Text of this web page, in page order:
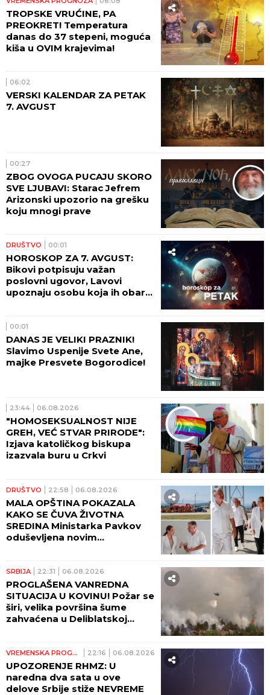
TROPSKE VRUĆINE, PA
PREOKRET! Temperatura
danas do 37 stepeni, moguća
kiša u OVIM krajevima!
06:02
VERSKI KALENDAR ZA PETAK
7. AVGUST
00:27
ZBOG OVOGA PUCAJU SKORO
SVE LJUBAVI: Starac Jefrem
Arizonski upozorio na grešku
koju mnogi prave
DRUŠTVO 00:01
HOROSKOP ZA 7. AVGUST:
Bikovi potpisuju važan
poslovni ugovor, Lavovi
upoznaju osobu koja ih obara
00:01
DANAS JE VELIKI PRAZNIK!
Slavimo Uspenije Svete Ane,
majke Presvete Bogorodice!
23:44 06.08.2026
"HOMOSEKSUALNOST NIJE
GREH, VEĆ STVAR PRIRODE":
Izjava katoličkog biskupa
izazvala buru u Crkvi
DRUŠTVO 22:58 06.08.2026
MALA OPŠTINA POKAZALA
KAKO SE ČUVA ŽIVOTNA
SREDINA Ministarka Pavkov
oduševljena novim
SRBIJA 22:31 06.08.2026
PROGLAŠENA VANREDNA
SITUACIJA U KOVINU! Požar se
širi, velika površina šume
zahvaćena u Deliblatskoj
VREMENSKA PROGNOZA 22:16 06.08.2026
UPOZORENJE RHMZ: U
naredna dva sata u ove
delove Srbije stiže NEVREME